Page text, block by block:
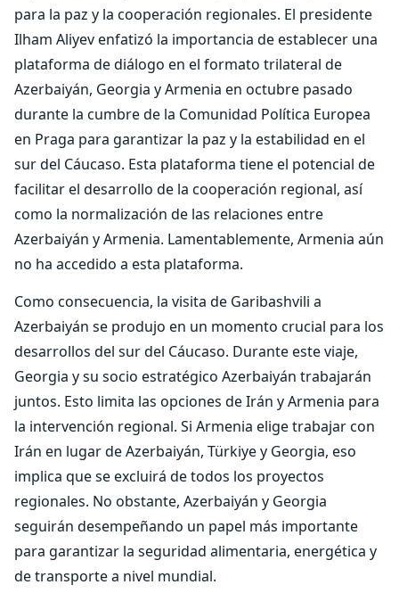
para la paz y la cooperación regionales. El presidente
Ilham Aliyev enfatizó la importancia de establecer una
plataforma de diálogo en el formato trilateral de
Azerbaiyán, Georgia y Armenia en octubre pasado
durante la cumbre de la Comunidad Política Europea
en Praga para garantizar la paz y la estabilidad en el
sur del Cáucaso. Esta plataforma tiene el potencial de
facilitar el desarrollo de la cooperación regional, así
como la normalización de las relaciones entre
Azerbaiyán y Armenia. Lamentablemente, Armenia aún
no ha accedido a esta plataforma.
Como consecuencia, la visita de Garibashvili a
Azerbaiyán se produjo en un momento crucial para los
desarrollos del sur del Cáucaso. Durante este viaje,
Georgia y su socio estratégico Azerbaiyán trabajarán
juntos. Esto limita las opciones de Irán y Armenia para
la intervención regional. Si Armenia elige trabajar con
Irán en lugar de Azerbaiyán, Türkiye y Georgia, eso
implica que se excluirá de todos los proyectos
regionales. No obstante, Azerbaiyán y Georgia
seguirán desempeñando un papel más importante
para garantizar la seguridad alimentaria, energética y
de transporte a nivel mundial.